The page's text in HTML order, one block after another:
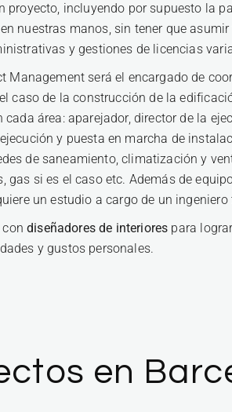
proyecto, incluyendo por supuesto la
nuestras manos, sin tener que
y gestiones de licencias
Management será el encargado de
caso de la construcción de la
cada área: aparejador, director de la
y puesta en marcha de
de saneamiento, climatización y
gas si es el caso etc. Además de
un estudio a cargo de un ingeniero
condiseñadores de interiores para
y gustos personales.
en